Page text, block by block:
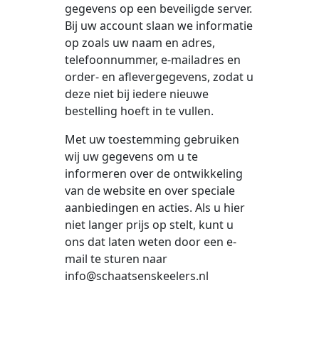
gegevens op een beveiligde server.
Bij uw account slaan we informatie
op zoals uw naam en adres,
telefoonnummer, e-mailadres en
order- en aflevergegevens, zodat u
deze niet bij iedere nieuwe
bestelling hoeft in te vullen.
Met uw toestemming gebruiken
wij uw gegevens om u te
informeren over de ontwikkeling
van de website en over speciale
aanbiedingen en acties. Als u hier
niet langer prijs op stelt, kunt u
ons dat laten weten door een e-
mail te sturen naar
info@schaatsenskeelers.nl